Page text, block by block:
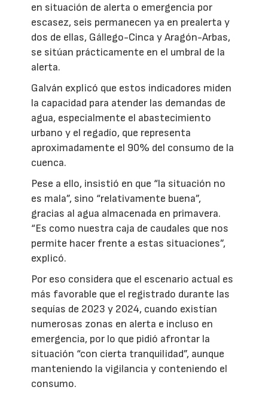
en situación de alerta o emergencia por
escasez, seis permanecen ya en prealerta y
dos de ellas, Gállego-Cinca y Aragón-Arbas,
se sitúan prácticamente en el umbral de la
alerta.
Galván explicó que estos indicadores miden
la capacidad para atender las demandas de
agua, especialmente el abastecimiento
urbano y el regadío, que representa
aproximadamente el 90% del consumo de la
cuenca.
Pese a ello, insistió en que “la situación no
es mala”, sino “relativamente buena”,
gracias al agua almacenada en primavera.
“Es como nuestra caja de caudales que nos
permite hacer frente a estas situaciones”,
explicó.
Por eso considera que el escenario actual es
más favorable que el registrado durante las
sequías de 2023 y 2024, cuando existían
numerosas zonas en alerta e incluso en
emergencia, por lo que pidió afrontar la
situación “con cierta tranquilidad”, aunque
manteniendo la vigilancia y conteniendo el
consumo.